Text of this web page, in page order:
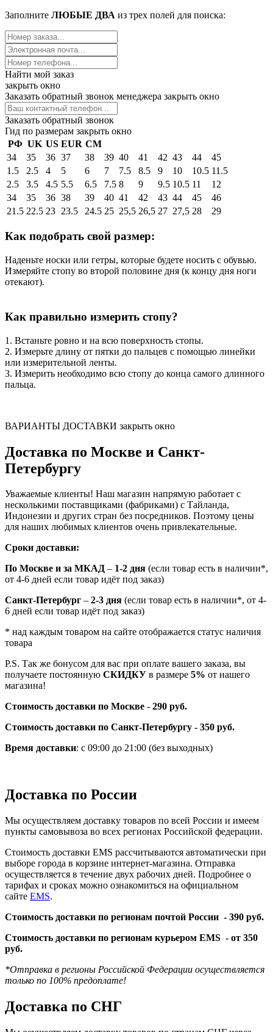
Заполните ЛЮБЫЕ ДВА из трех полей для поиска:
Найти мой заказ
закрыть окно
Заказать обратный звонок менеджера закрыть окно
Заказать обратный звонок
Гид по размерам закрыть окно
РФ UK US EUR СМ
34
35 36 37 38 39 40 41 42 43 44
45
1.5
2.5 4 5 6 7 7.5 8.5 9 10 10.5 11.5
2.5
3.5 4.5 5.5 6.5 7.5 8 9 9.5 10.5 11
12
34
35 36 38 39 40 41 42 43 44 45
46
21.5 22.5 23 23.5 24.5 25 25,5 26,5 27 27,5 28 29
Как подобрать свой размер:
Наденьте носки или гетры, которые будете носить с обувью.
Измеряйте стопу во второй половине дня (к концу дня ноги
отекают).
Как правильно измерить стопу?
1. Встаньте ровно и на всю поверхность стопы.
2. Измерьте длину от пятки до пальцев с помощью линейки
или измерительной ленты.
3. Измерить необходимо всю стопу до конца самого длинного
пальца.
ВАРИАНТЫ ДОСТАВКИ закрыть окно
Доставка по Москве и Санкт-
Петербургу
Уважаемые клиенты! Наш магазин напрямую работает с
несколькими поставщиками (фабриками) с Тайланда,
Индонезии и других стран без посредников. Поэтому цены
для наших любимых клиентов очень привлекательные.
Сроки доставки:
По Москве и за МКАД – 1-2 дня (если товар есть в наличии*,
от 4-6 дней если товар идёт под заказ)
Санкт-Петербург – 2-3 дня (если товар есть в наличии*, от 4-
6 дней если товар идёт под заказ)
* над каждым товаром на сайте отображается статус наличия
товара
P.S. Так же бонусом для вас при оплате вашего заказа, вы
получаете постоянную СКИДКУ в размере 5% от нашего
магазина!
Стоимость доставки по Москве - 290 руб.
Стоимость доставки по Санкт-Петербургу - 350 руб.
Время доставки: с 09:00 до 21:00 (без выходных)
Доставка по России
Мы осуществляем доставку товаров по всей России и имеем
пункты самовывоза во всех регионах Российской федерации.
Стоимость доставки EMS рассчитываются автоматически при
выборе города в корзине интернет-магазина. Отправка
осуществляется в течение двух рабочих дней. Подробнее о
тарифах и сроках можно ознакомиться на официальном
сайте EMS.
Стоимость доставки по регионам почтой России - 390 руб.
Стоимость доставки по регионам курьером EMS - от 350
руб.
*Отправка в регионы Российской Федерации осуществляется
только по 100% предоплате!
Доставка по СНГ